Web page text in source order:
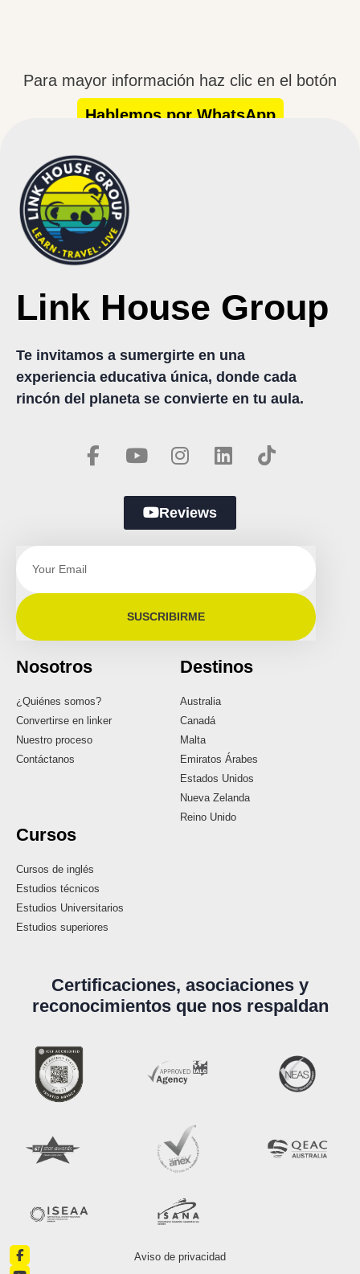
Para mayor información haz clic en el botón
Hablemos por WhatsApp
Link House Group
Te invitamos a sumergirte en una
experiencia educativa única, donde cada
rincón del planeta se convierte en tu aula.
Reviews
SUSCRIBIRME
Nosotros
¿Quiénes somos?
Convertirse en linker
Nuestro proceso
Contáctanos
Destinos
Australia
Canadá
Malta
Emiratos Árabes
Estados Unidos
Nueva Zelanda
Reino Unido
Cursos
Cursos de inglés
Estudios técnicos
Estudios Universitarios
Estudios superiores
Certificaciones, asociaciones y
reconocimientos que nos respaldan
Aviso de privacidad